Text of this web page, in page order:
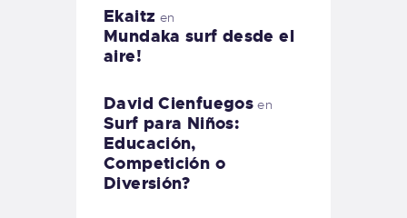
Ekaitz en
Mundaka surf desde el
aire!
David Cienfuegos en
Surf para Niños:
Educación,
Competición o
Diversión?